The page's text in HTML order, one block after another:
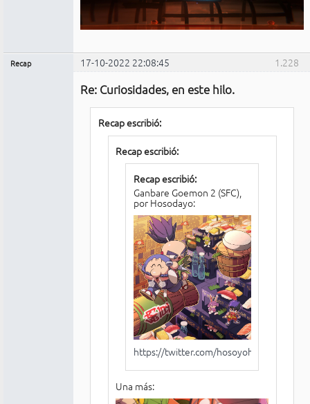
1.228
Recap 17-10-2022 22:08:45
Re: Curiosidades, en este hilo.
Recap escribió:
Recap escribió:
Recap escribió:
Ganbare Goemon 2 (SFC),
por Hosodayo:
https://twitter.com/hosoyoh/status/
Una más: